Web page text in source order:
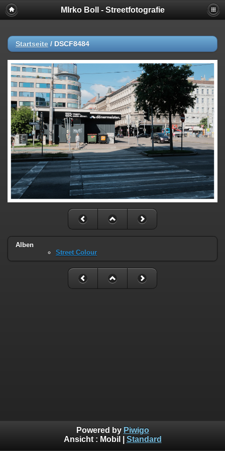
MIrko Boll - Streetfotografie
Startseite / DSCF8484
Alben
Street Colour
Powered by Piwigo
Ansicht : Mobil Standard